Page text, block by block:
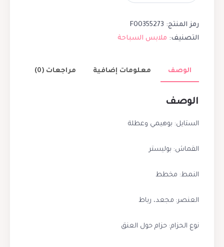
رمز المنتج: F00355273
التصنيف: ملابس السباحة
الوصف معلومات إضافية مراجعات (0)
الوصف
الستايل: بوهيمي وعطلة
القماش: بوليستر
النمط: مخطط
العنصر: مجعد، رباط
نوع الحزام: حزام حول العنق